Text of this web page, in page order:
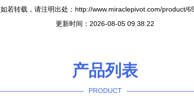
如若转载，请注明出处：http://www.miraclepivot.com/product/
更新时间：2026-08-05 09:38:22
产品列表
PRODUCT